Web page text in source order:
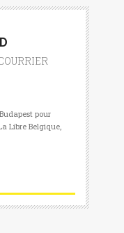
pour
Libre Belgique,